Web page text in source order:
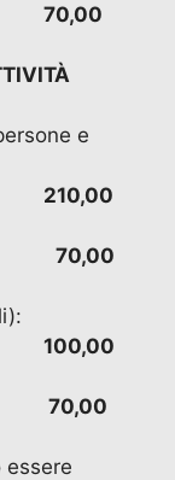
70,00
e
210,00
70,00
100,00
70,00
essere